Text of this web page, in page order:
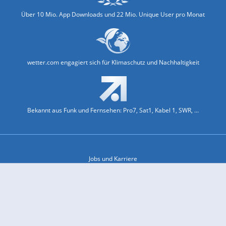
Über 10 Mio. App Downloads und 22 Mio. Unique User pro Monat
wetter.com engagiert sich für Klimaschutz und Nachhaltigkeit
Bekannt aus Funk und Fernsehen: Pro7, Sat1, Kabel 1, SWR, ...
Jobs und Karriere